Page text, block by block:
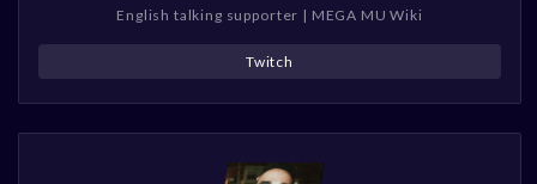
English talking supporter | MEGA MU Wiki
Twitch